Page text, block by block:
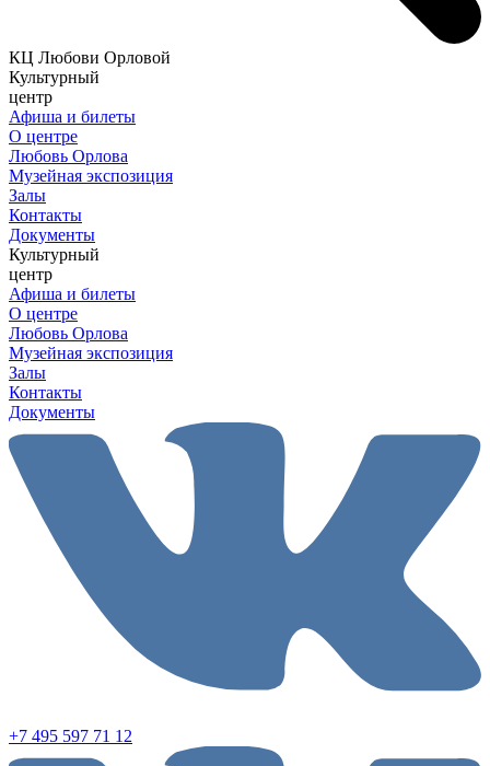
КЦ Любови Орловой
Культурный
центр
Афиша и билеты
О центре
Любовь Орлова
Музейная экспозиция
Залы
Контакты
Документы
Культурный
центр
Афиша и билеты
О центре
Любовь Орлова
Музейная экспозиция
Залы
Контакты
Документы
+7 495 597 71 12